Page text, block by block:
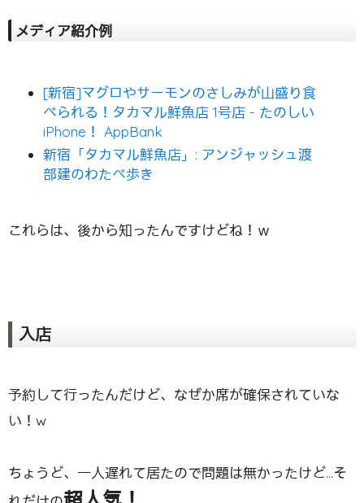
メディア紹介例
[新宿]マグロやサーモンのさしみが山盛り食
べられる！タカマル鮮魚店 1号店 - たのしい
iPhone！ AppBank
新宿「タカマル鮮魚店」: アンジャッシュ渡
部建のわたべ歩き
これらは、後から知ったんですけどね！ｗ
入店
予約して行ったんだけど、なぜか席が確保されていな
い！w
ちょうど、一人遅れて居たので問題は無かったけど…そ